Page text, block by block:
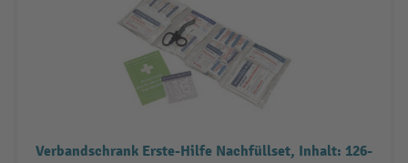
Verbandschrank Erste-Hilfe Nachfüllset, Inhalt: 126-